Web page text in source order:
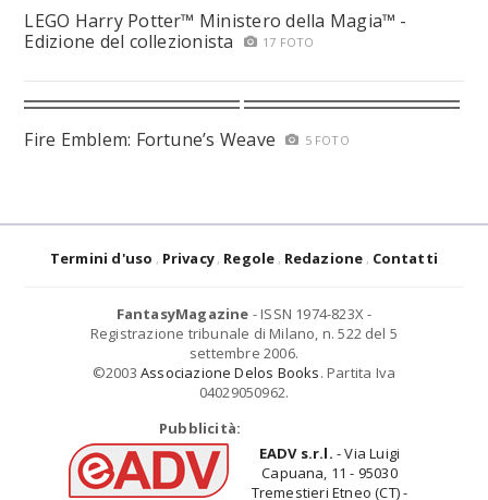
LEGO Harry Potter™ Ministero della Magia™ -
Edizione del collezionista
17 FOTO
Fire Emblem: Fortune’s Weave 5 FOTO
Termini d'uso Privacy Regole Redazione Contatti
FantasyMagazine - ISSN 1974-823X -
Registrazione tribunale di Milano, n. 522 del 5
settembre 2006.
©2003 Associazione Delos Books. Partita Iva
04029050962.
Pubblicità:
EADV s.r.l. - Via Luigi
Capuana, 11 - 95030
Tremestieri Etneo (CT) -